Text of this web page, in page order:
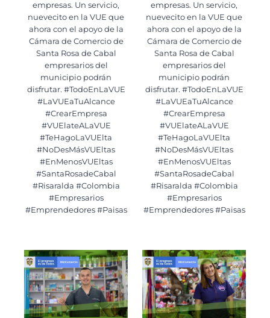
empresas. Un servicio,
nuevecito en la VUE que
ahora con el apoyo de la
Cámara de Comercio de
Santa Rosa de Cabal
empresarios del
municipio podrán
disfrutar. #TodoEnLaVUE
#LaVUEaTuAlcance
#CrearEmpresa
#VUElateALaVUE
#TeHagoLaVUElta
#NoDesMásVUEltas
#EnMenosVUEltas
#SantaRosadeCabal
#Risaralda #Colombia
#Empresarios
#Emprendedores #Paisas
empresas. Un servicio,
nuevecito en la VUE que
ahora con el apoyo de la
Cámara de Comercio de
Santa Rosa de Cabal
empresarios del
municipio podrán
disfrutar. #TodoEnLaVUE
#LaVUEaTuAlcance
#CrearEmpresa
#VUElateALaVUE
#TeHagoLaVUElta
#NoDesMásVUEltas
#EnMenosVUEltas
#SantaRosadeCabal
#Risaralda #Colombia
#Empresarios
#Emprendedores #Paisas